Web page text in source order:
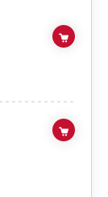
ADD
ADD